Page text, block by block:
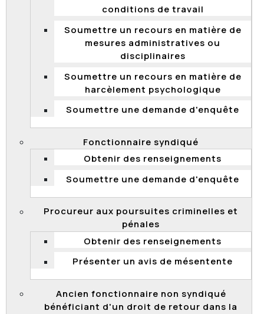
conditions de travail
Soumettre un recours en matière de
mesures administratives ou
disciplinaires
Soumettre un recours en matière de
harcèlement psychologique
Soumettre une demande d'enquête
Fonctionnaire syndiqué
Obtenir des renseignements
Soumettre une demande d'enquête
Procureur aux poursuites criminelles et
pénales
Obtenir des renseignements
Présenter un avis de mésentente
Ancien fonctionnaire non syndiqué
bénéficiant d'un droit de retour dans la
PSYCHOLOGIQUE
Loi sur les normes du travail
Quels sont les droits et obligations en matière
de harcèlement psychologique?
Qu’est-ce que le harcèlement psychologique
au travail?
Qui peut déposer un recours à la Commission
de la fonction publique en matière de
Que faire si vous doutez de la pertinence de
votre plainte, ou si vous changez d’idée?
Que se passe-t-il si votre employeur vous
donne raison?
Comment s’exerce le recours?
Est-ce que les renseignements fournis sont
confidentiels?
Comment assurer la défense de vos droits?